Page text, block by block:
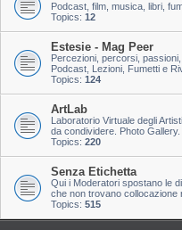
Podcast, film, musica, libri,
Topics: 12
Estesie - Mag Peer
Percezioni, percorsi,
Podcast, Lezioni, Fumetti e
Topics: 124
ArtLab
Laboratorio Virtuale degli
da condividere. Photo Gallery.
Topics: 220
Senza Etichetta
Qui i Moderatori spostano le
che non trovano collocazione
Topics: 515